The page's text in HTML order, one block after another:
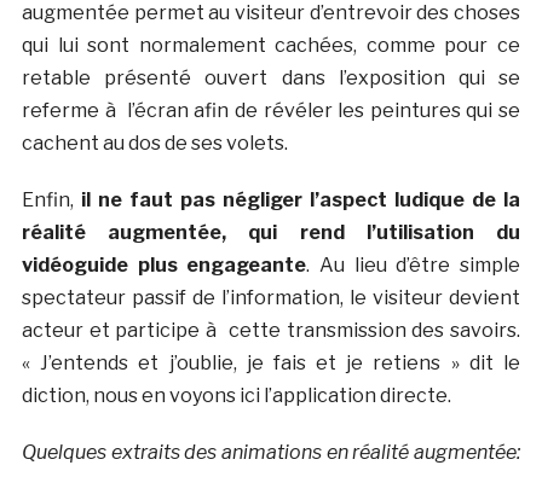
augmentée permet au visiteur d’entrevoir des choses
qui lui sont normalement cachées, comme pour ce
retable présenté ouvert dans l’exposition qui se
referme à l’écran afin de révéler les peintures qui se
cachent au dos de ses volets.
Enfin, il ne faut pas négliger l’aspect ludique de la
réalité augmentée, qui rend l’utilisation du
vidéoguide plus engageante. Au lieu d’être simple
spectateur passif de l’information, le visiteur devient
acteur et participe à cette transmission des savoirs.
« J’entends et j’oublie, je fais et je retiens » dit le
diction, nous en voyons ici l’application directe.
Quelques extraits des animations en réalité augmentée: